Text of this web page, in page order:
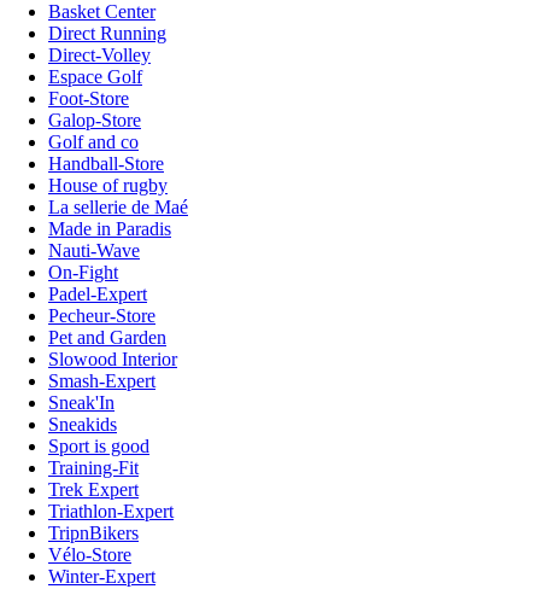
Basket Center
Direct Running
Direct-Volley
Espace Golf
Foot-Store
Galop-Store
Golf and co
Handball-Store
House of rugby
La sellerie de Maé
Made in Paradis
Nauti-Wave
On-Fight
Padel-Expert
Pecheur-Store
Pet and Garden
Slowood Interior
Smash-Expert
Sneak'In
Sneakids
Sport is good
Training-Fit
Trek Expert
Triathlon-Expert
TripnBikers
Vélo-Store
Winter-Expert